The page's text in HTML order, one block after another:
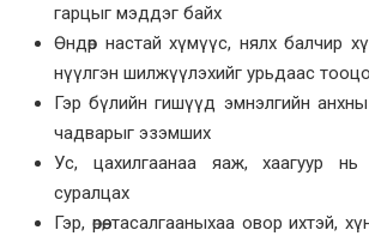
гарцыг мэддэг байх
Өндөр настай хүмүүс, нялх балчир
нүүлгэн шилжүүлэхийг урьдаас
Гэр бүлийн гишүүд эмнэлгийн
чадварыг эзэмших
Ус, цахилгаанаа яаж, хаагуур нь
суралцах
Гэр, өрөө, тасалгааныхаа овор ихтэй,